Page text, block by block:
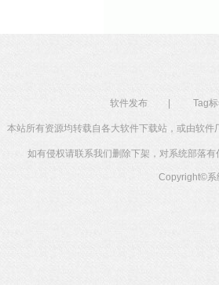
软件发布 Tag
本站所有资源均转载自各大软件下载站，或由软
如有侵权请联系我们删除下架，对系统部落
Copyright©系